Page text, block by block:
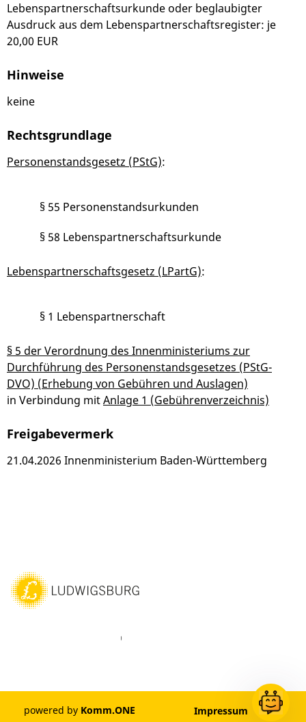
Lebenspartnerschaftsurkunde oder beglaubigter
Ausdruck aus dem Lebenspartnerschaftsregister: je
20,00 EUR
Hinweise
keine
Rechtsgrundlage
Personenstandsgesetz (PStG):
§ 55 Personenstandsurkunden
§ 58 Lebenspartnerschaftsurkunde
Lebenspartnerschaftsgesetz (LPartG):
§ 1 Lebenspartnerschaft
§ 5 der Verordnung des Innenministeriums zur
Durchführung des Personenstandsgesetzes (PStG-
DVO) (Erhebung von Gebühren und Auslagen)
in Verbindung mitAnlage 1 (Gebührenverzeichnis)
Freigabevermerk
21.04.2026 Innenministerium Baden-Württemberg
LinkedIn
powered by Komm.ONE
Impressum